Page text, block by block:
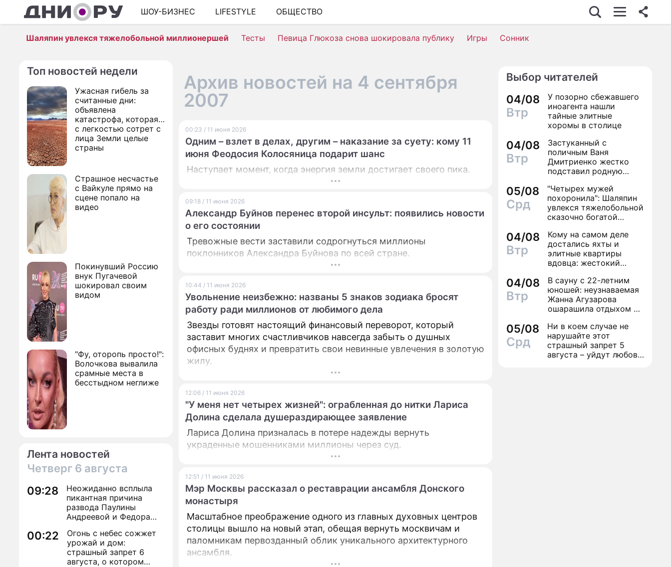
ШОУ-БИЗНЕС LIFESTYLE
ОБЩЕСТВО
ШОУ-БИЗНЕС
АВТО
НЕДВИЖИМОСТЬ
ПРОИСШЕСТВИЯ
ПРЕСС-РЕЛИЗЫ
Шаляпин увлекся тяжелобольной миллионершей Тесты Певица Глюкоза снова шокировала публику Игры Сонник
Топ новостей недели
Ужасная гибель за
считанные дни:
объявлена
катастрофа, которая
с легкостью сотрет с
лица Земли целые
страны
Страшное несчастье
с Вайкуле прямо на
сцене попало на
видео
Покинувший Россию
внук Пугачевой
шокировал своим
видом
"Фу, оторопь просто!":
Волочкова вывалила
срамные места в
бесстыдном неглиже
Лента новостей
Четверг 6 августа
09:28
Неожиданно всплыла
пикантная причина
развода Паулины
Андреевой и Федора
00:22
Огонь с небес сожжет
урожай и дом:
страшный запрет 6
августа, о котором
Архив новостей на 4 сентября
2007
00:23 / 11 июня 2026
Одним – взлет в делах, другим – наказание за суету: кому 11
июня Феодосия Колосяница подарит шанс
Наступает момент, когда энергия земли достигает своего пика.
09:18 / 11 июня 2026
Александр Буйнов перенес второй инсульт: появились новости
о его состоянии
Тревожные вести заставили содрогнуться миллионы
поклонников Александра Буйнова по всей стране.
10:44 / 11 июня 2026
Увольнение неизбежно: названы 5 знаков зодиака бросят
работу ради миллионов от любимого дела
Звезды готовят настоящий финансовый переворот, который
заставит многих счастливчиков навсегда забыть о душных
офисных буднях и превратить свои невинные увлечения в золотую
жилу.
12:06 / 11 июня 2026
"У меня нет четырех жизней": ограбленная до нитки Лариса
Долина сделала душераздирающее заявление
Лариса Долина призналась в потере надежды вернуть
украденные мошенниками миллионы через суд.
12:51 / 11 июня 2026
Мэр Москвы рассказал о реставрации ансамбля Донского
монастыря
Масштабное преображение одного из главных духовных центров
столицы вышло на новый этап, обещая вернуть москвичам и
паломникам первозданный облик уникального архитектурного
ансамбля.
Выбор читателей
04/08
Втр
У позорно сбежавшего
иноагента нашли
тайные элитные
хоромы в столице
04/08
Втр
Застуканный с
поличным Ваня
Дмитриенко жестко
подставил родную
05/08
Срд
"Четырех мужей
похоронила": Шаляпин
увлекся тяжелобольной
сказочно богатой
04/08
Втр
Кому на самом деле
достались яхты и
элитные квартиры
вдовца: жестокий
Вилли Токарева
04/08
Втр
В сауну с 22-летним
юношей: неузнаваемая
Жанна Агузарова
ошарашила отдыхом с
05/08
Срд
Ни в коем случае не
нарушайте этот
страшный запрет 5
августа – уйдут любовь